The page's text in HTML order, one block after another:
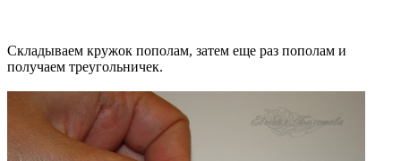
Складываем кружок пополам, затем еще раз пополам и
получаем треугольничек.